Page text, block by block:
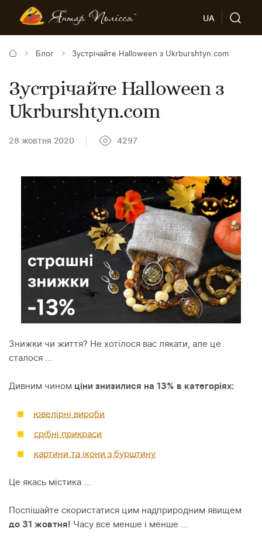
UA
Блог Зустрічайте Halloween з Ukrburshtyn.com
Зустрічайте Halloween з
Ukrburshtyn.com
28 жовтня 2020 4297
Знижки чи життя? Не хотілося вас лякати, але це
сталося ...
Дивним чином ціни знизилися на 13% в категоріях:
ювелірні вироби
срібні прикраси
картини та ікони з бурштину
Це якась містика ...
Поспішайте скористатися цим надприродним явищем
до 31 жовтня! Часу все менше і менше ...